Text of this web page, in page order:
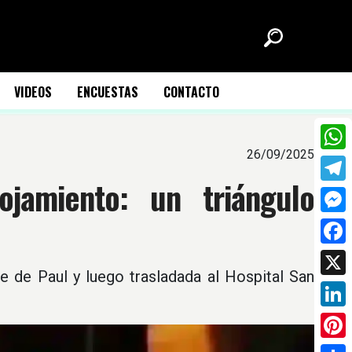
VIDEOS ENCUESTAS CONTACTO
26/09/2025
un triángulo
de Paul y luego trasladada al Hospital San X